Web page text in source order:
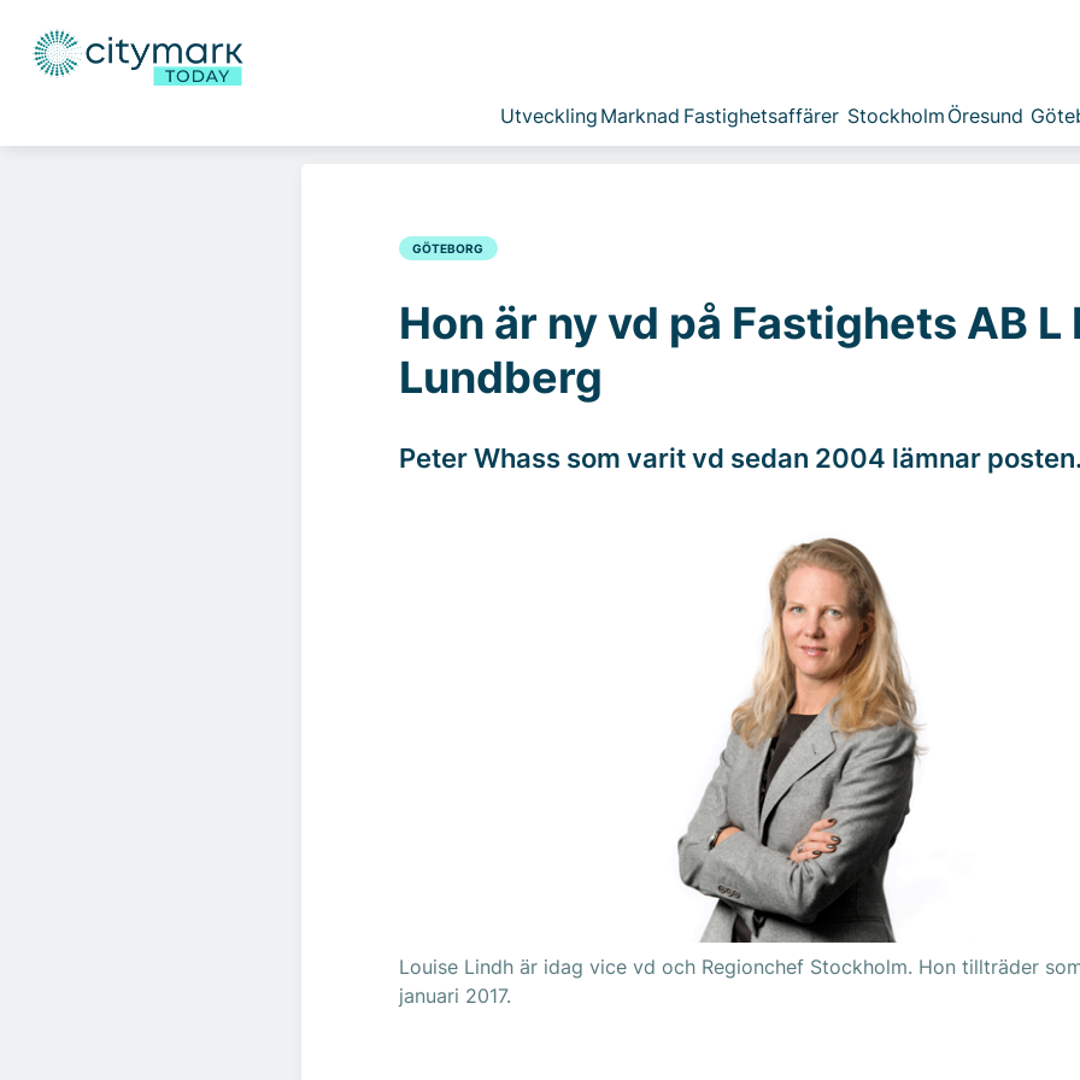
Utveckling Marknad Fastighetsaffärer Stockholm Öresund
GÖTEBORG
Hon är ny vd på Fastighets AB L
Lundberg
Peter Whass som varit vd sedan 2004 lämnar posten.
Louise Lindh är idag vice vd och Regionchef Stockholm. Hon tillträder
januari 2017.